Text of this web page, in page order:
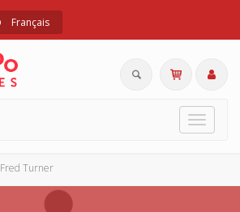
Français
Toggle
Fred Turner